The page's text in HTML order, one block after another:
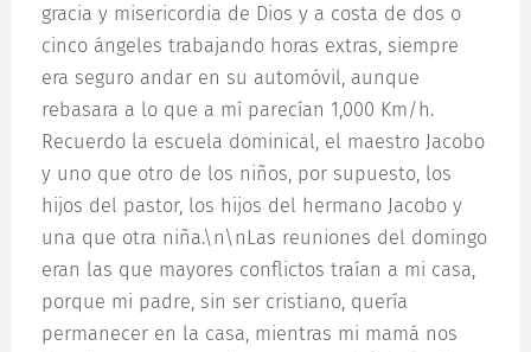
gracia y misericordia de Dios y a costa de dos o
cinco ángeles trabajando horas extras, siempre
era seguro andar en su automóvil, aunque
rebasara a lo que a mí parecían 1,000 Km/h.
Recuerdo la escuela dominical, el maestro Jacobo
y uno que otro de los niños, por supuesto, los
hijos del pastor, los hijos del hermano Jacobo y
una que otra niña.\n\nLas reuniones del domingo
eran las que mayores conflictos traían a mi casa,
porque mi padre, sin ser cristiano, quería
permanecer en la casa, mientras mi mamá nos